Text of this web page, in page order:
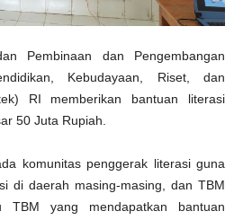
Pembinaan dan Pengembangan
Kebudayaan, Riset, dan
RI memberikan bantuan literasi
50 Juta Rupiah.
komunitas penggerak literasi guna
di daerah masing-masing, dan TBM
TBM yang mendapatkan bantuan